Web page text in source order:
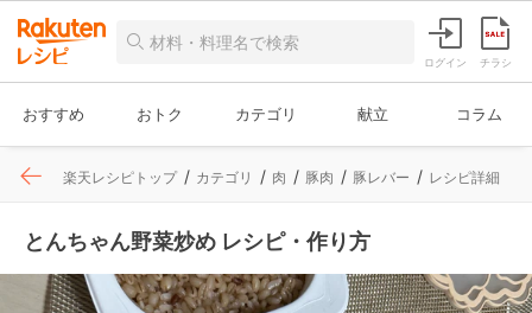
ログイン チラシ
おすすめ おトク カテゴリ 献立 コラム
楽天レシピトップ カテゴリ 肉 豚肉 豚レバー レシピ詳細
とんちゃん野菜炒め レシピ・作り方